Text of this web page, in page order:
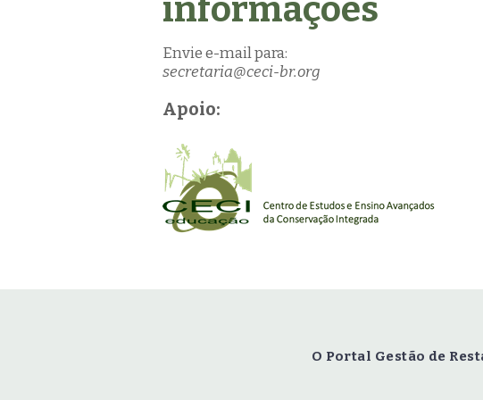
informações
Envie e-mail para:
secretaria@ceci-br.org
Apoio:
O Portal Gestão de